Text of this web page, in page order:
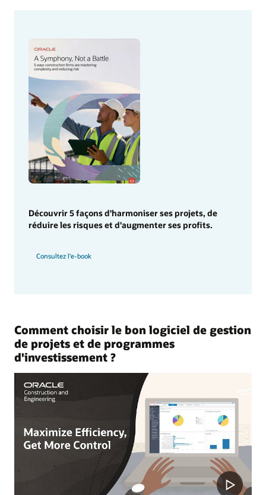
Découvrir 5 façons d'harmoniser ses projets, de
réduire les risques et d'augmenter ses profits.
Consultez l'e-book
Comment choisir le bon logiciel de gestion
de projets et de programmes
d'investissement ?